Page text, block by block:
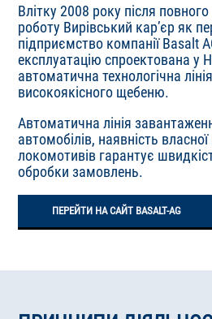
Влітку 2008 року після
роботу Вирівський кар’єр як
підприємство компанії Basalt
експлуатацію спроектована у
автоматична технологічна
високоякісного щебеню.
Автоматична лінія
автомобілів, наявність власної
локомотивів гарантує
обробки замовлень.
ПЕРЕЙТИ НА САЙТ BASALT-AG